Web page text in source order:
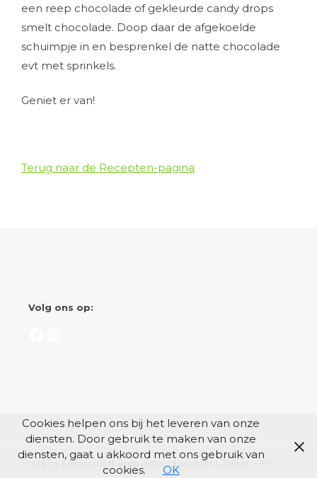
een reep chocolade of gekleurde candy drops
smelt chocolade. Doop daar de afgekoelde
schuimpje in en besprenkel de natte chocolade
evt met sprinkels.
Geniet er van!
Terug naar de Recepten-pagina
Volg ons op:
- Een gratis thema ontworpen met
Cookies helpen ons bij het leveren van onze
diensten. Door gebruik te maken van onze
diensten, gaat u akkoord met ons gebruik van
cookies.
OK